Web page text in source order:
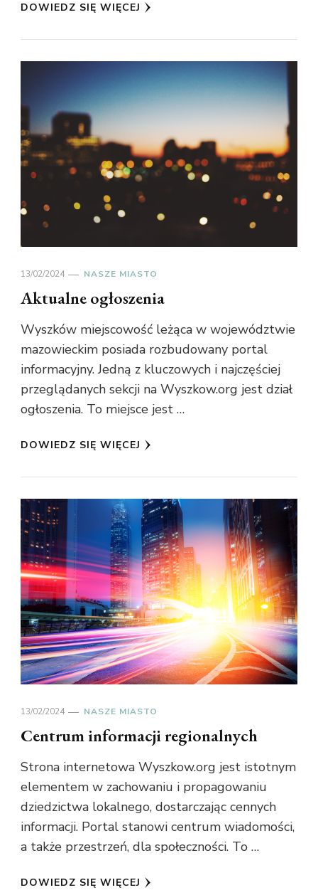
DOWIEDZ SIĘ WIĘCEJ
13/02/2024 NASZE MIASTO
Aktualne ogłoszenia
Wyszków miejscowość leżąca w województwie
mazowieckim posiada rozbudowany portal
informacyjny. Jedną z kluczowych i najczęściej
przeglądanych sekcji na Wyszkow.org jest dział
ogłoszenia. To miejsce jest …
DOWIEDZ SIĘ WIĘCEJ
13/02/2024 NASZE MIASTO
Centrum informacji regionalnych
Strona internetowa Wyszkow.org jest istotnym
elementem w zachowaniu i propagowaniu
dziedzictwa lokalnego, dostarczając cennych
informacji. Portal stanowi centrum wiadomości,
a także przestrzeń, dla społeczności. To …
DOWIEDZ SIĘ WIĘCEJ